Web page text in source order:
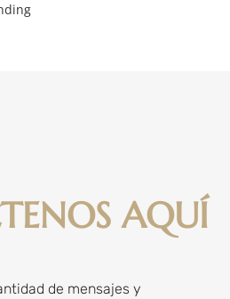
AQUÍ
de mensajes y